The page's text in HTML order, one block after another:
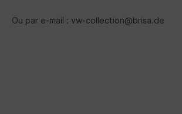
Ou par e-mail : vw-collection@brisa.de